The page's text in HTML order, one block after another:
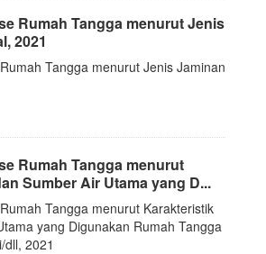
Rumah Tangga menurut Jenis
2021
Tangga menurut Jenis Jaminan
Rumah Tangga menurut
Sumber Air Utama yang D...
Tangga menurut Karakteristik
yang Digunakan Rumah Tangga
dll, 2021